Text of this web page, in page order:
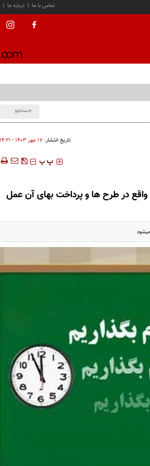
| درباره ما | تماس با ما
تاریخ انتشار: ۱۷ مهر ۱۴۰۳ - ۱۴:۲۱
‍‍‍ پ پ
واقع در طرح ها و پرداخت بهای آن عمل